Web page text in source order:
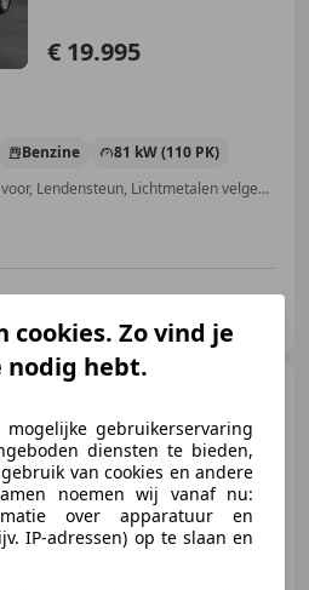
€ 19.995
Benzine
81 kW (110 PK)
Alarm, Garantie, Parkeerhulp voor, Lendensteun, Lichtmetalen velgen, Automatische klimaatregeling, Mistlampen, Nieuwe APK
TSI Style Automaat, incl garantie
en onderhoud
€ 21.500
cookies. Zo vind je
nodig hebt.
gebruikerservaring
diensten te bieden,
van cookies en andere
noemen wij vanaf nu:
over apparatuur en
IP-adressen) op te slaan en